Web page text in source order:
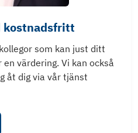
kostnadsfritt
som kan just ditt
värdering. Vi kan också
åt dig via vår tjänst